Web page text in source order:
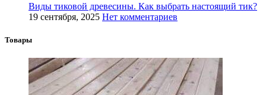
Виды тиковой древесины. Как выбрать настоящий тик?
19 сентября, 2025 Нет комментариев
Товары